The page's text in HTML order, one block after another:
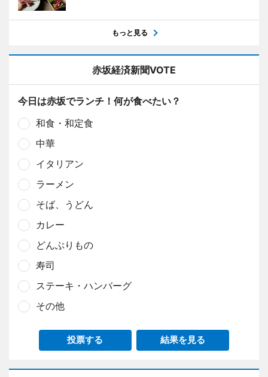
もっと見る
赤坂経済新聞VOTE
今日は赤坂でランチ！何が食べたい？
和食・和定食
中華
イタリアン
ラーメン
そば、うどん
カレー
どんぶりもの
寿司
ステーキ・ハンバーグ
その他
投票する 結果を見る